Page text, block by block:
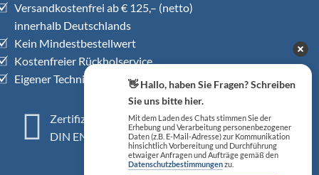
Versandkostenfrei ab € 125,– (netto)
innerhalb Deutschlands
Kein Mindestbestellwert
Kostenfreier Rückholservice
Eigener Technischer Kundendienst
Zertifiziertes QM-System
DIN EN ISO 13485
👋 Hallo, haben Sie Fragen? Schreiben
Sie uns bitte hier.
Mit dem Laden des Chats stimmen Sie der
Erhebung und Verarbeitung personenbezogener
Daten (z.B. E-Mail-Adresse) zur Kommunikation
hinsichtlich Vorbereitung und Durchführung
etwaiger Anfragen und Aufträge gemäß den
Datenschutzbestimmungenzu.